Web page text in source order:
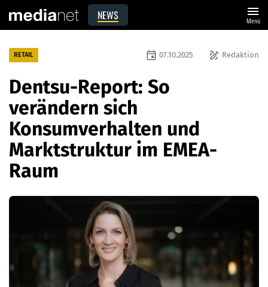
NEWS menu
Menü
RETAIL draw Redaktion
event 07.10.2025
Dentsu-Report: So
verändern sich
Konsumverhalten und
Marktstruktur im EMEA-
Raum